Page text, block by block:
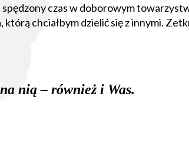
czas w doborowym
którą chciałbym dzielić się z innymi.
nią – również i Was.